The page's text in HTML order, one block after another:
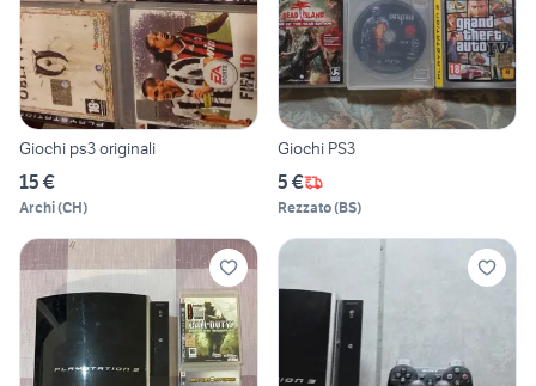
Giochi ps3 originali
15 €
Archi(CH)
Giochi PS3
5 €
Rezzato(BS)